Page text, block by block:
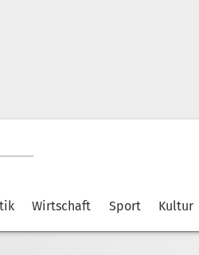
Wirtschaft Sport Kultur